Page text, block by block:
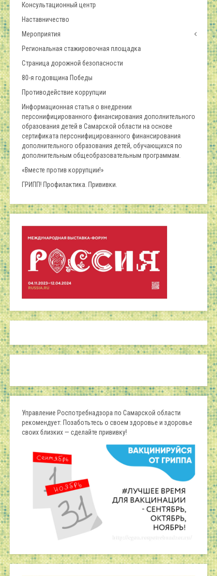
Консультационный центр
Наставничество
Мероприятия
Региональная стажировочная площадка
Страница дорожной безопасности
80-я годовщина Победы
Противодействие коррупции
Информационная статья о внедрении
персонифицированного финансирования дополнительного
образования детей в Самарской области на основе
сертификата персонифицированного финансирования
дополнительного образования детей, обучающихся по
дополнительным общеобразовательным программам.
«Вместе против коррупции!»
ГРИПП! Профилактика. Прививки.
Управление Роспотребнадзора по Самарской области
рекомендует: Позаботьтесь о своем здоровье и здоровье
своих близких — сделайте прививку!